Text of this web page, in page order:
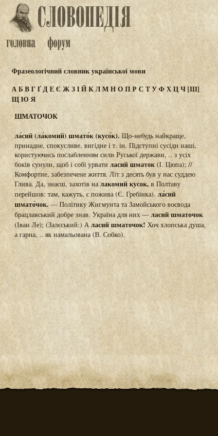
Фразеологічний словник української мови
АБВГҐДЕЄ ЖЗІЙКЛМНОПР СТУФХЦЧ [Ш]
ЩЮ Я
ШМАТОЧОК
ла́сий (ла́комий) шмато́к (кусо́к). Що-небудь найкраще,
принадне, спокусливе, вигідне і т. ін. Підступні сусіди наші,
користуючись послабленням сили Руської держави, .. з усіх
боків сунули, щоб і собі урвати ласий шматок (І. Цюпа); //
Комфортне, забезпечене життя. Літ з десять був у нас суддею
Глива. Да, знаєш, захотів налакомий кусок,в Полтаву
перейшов: там, кажуть, є пожива (Є. Гребінка). ла́сий
шмато́чок.— Політику Жигмунта та Замойського воєвода
брацлавський добре знав. Україна для них — ласий шматочок
(Іван Ле); (Залєський:) А ласий шматочок! Хоч хлопська душа,
а гарна, .. як намальована (В. Собко).